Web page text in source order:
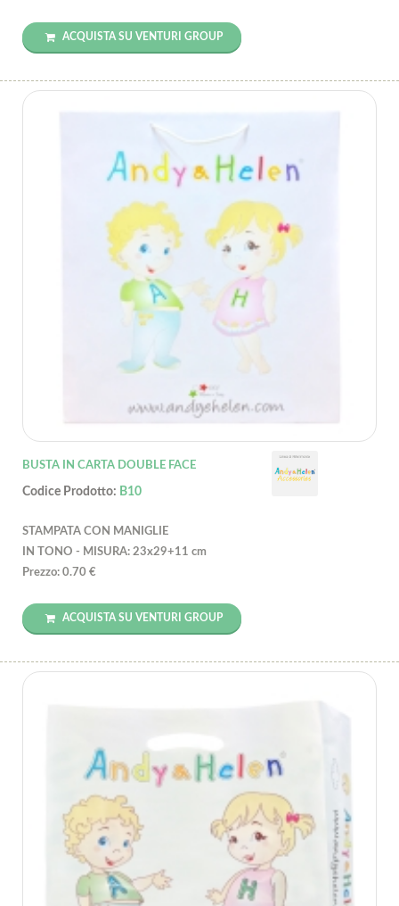
ACQUISTA SU VENTURI GROUP
BUSTA IN CARTA DOUBLE FACE
Codice Prodotto: B10
STAMPATA CON MANIGLIE
IN TONO - MISURA: 23x29+11 cm
Prezzo: 0.70 €
ACQUISTA SU VENTURI GROUP